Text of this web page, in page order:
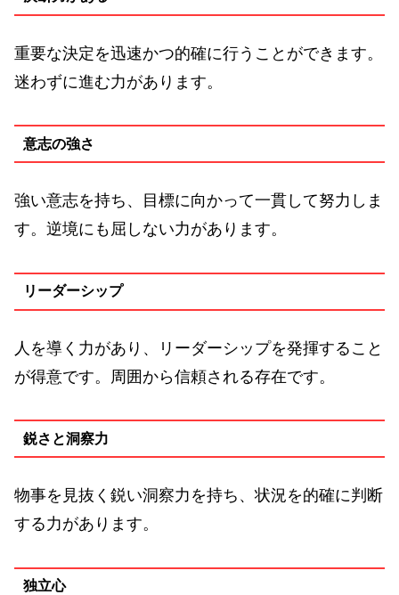
重要な決定を迅速かつ的確に行うことができます。
迷わずに進む力があります。
意志の強さ
強い意志を持ち、目標に向かって一貫して努力しま
す。逆境にも屈しない力があります。
リーダーシップ
人を導く力があり、リーダーシップを発揮すること
が得意です。周囲から信頼される存在です。
鋭さと洞察力
物事を見抜く鋭い洞察力を持ち、状況を的確に判断
する力があります。
独立心